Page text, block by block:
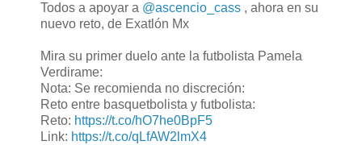
Todos a apoyar a @ascencio_cass ​, ahora en su
nuevo reto, de Exatlón Mx​
Mira su primer duelo ante la futbolista Pamela
Verdirame:
Nota: Se recomienda no discreción:
Reto entre basquetbolista y futbolista:
Reto: https://t.co/hO7he0BpF5
Link: https://t.co/qLfAW2lmX4